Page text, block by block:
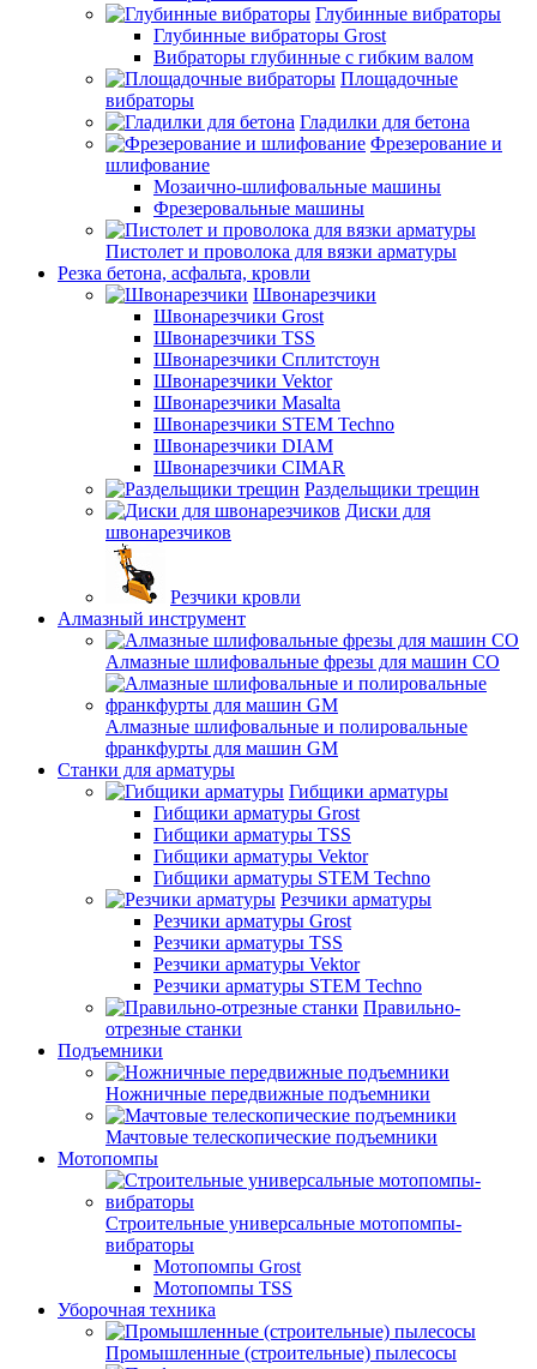
Глубинные вибраторы
Глубинные вибраторы Grost
Вибраторы глубинные с гибким валом
Площадочные
вибраторы
Гладилки для бетона
Фрезерование и
шлифование
Мозаично-шлифовальные машины
Фрезеровальные машины
Пистолет и проволока для вязки арматуры
Резка бетона, асфальта, кровли
Швонарезчики
Швонарезчики Grost
Швонарезчики TSS
Швонарезчики Сплитстоун
Швонарезчики Vektor
Швонарезчики Masalta
Швонарезчики STEM Techno
Швонарезчики DIAM
Швонарезчики CIMAR
Раздельщики трещин
Диски для
швонарезчиков
Резчики кровли
Алмазный инструмент
Алмазные шлифовальные фрезы для машин СО
Алмазные шлифовальные и полировальные
франкфурты для машин GM
Станки для арматуры
Гибщики арматуры
Гибщики арматуры Grost
Гибщики арматуры TSS
Гибщики арматуры Vektor
Гибщики арматуры STEM Techno
Резчики арматуры
Резчики арматуры Grost
Резчики арматуры TSS
Резчики арматуры Vektor
Резчики арматуры STEM Techno
Правильно-
отрезные станки
Подъемники
Ножничные передвижные подъемники
Мачтовые телескопические подъемники
Мотопомпы
Строительные универсальные мотопомпы-
вибраторы
Мотопомпы Grost
Мотопомпы TSS
Уборочная техника
Промышленные (строительные) пылесосы